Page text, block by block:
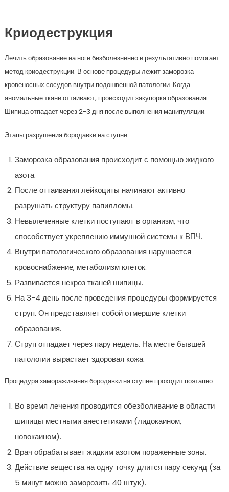
Криодеструкция
Лечить образование на ноге безболезненно и результативно помогает
метод криодеструкции. В основе процедуры лежит заморозка
кровеносных сосудов внутри подошвенной патологии. Когда
аномальные ткани оттаивают, происходит закупорка образования.
Шипица отпадает через 2-3 дня после выполнения манипуляции.
Этапы разрушения бородавки на ступне:
Заморозка образования происходит с помощью жидкого
азота.
После оттаивания лейкоциты начинают активно
разрушать структуру папилломы.
Невылеченные клетки поступают в организм, что
способствует укреплению иммунной системы к ВПЧ.
Внутри патологического образования нарушается
кровоснабжение, метаболизм клеток.
Развивается некроз тканей шипицы.
На 3-4 день после проведения процедуры формируется
струп. Он представляет собой отмершие клетки
образования.
Струп отпадает через пару недель. На месте бывшей
патологии вырастает здоровая кожа.
Процедура замораживания бородавки на ступне проходит поэтапно:
Во время лечения проводится обезболивание в области
шипицы местными анестетиками (лидокаином,
новокаином).
Врач обрабатывает жидким азотом пораженные зоны.
Действие вещества на одну точку длится пару секунд (за
5 минут можно заморозить 40 штук).